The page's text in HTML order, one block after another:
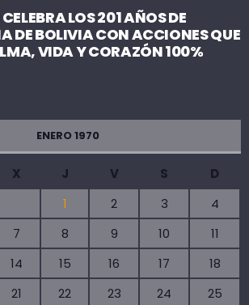
LOS 201 AÑOS DE
DE BOLIVIA CON ACCIONES QUE
VIDA Y CORAZÓN 100%
ENERO 1970
X J V S
D
1
2 3
4
7 8 9 10
11
14 15 16 17
18
21 22 23 24 25